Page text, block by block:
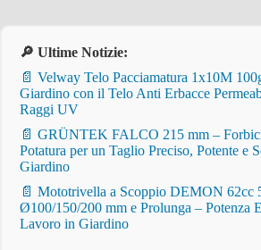
🔎 Ultime Notizie:
📄 Velway Telo Pacciamatura 1x10M
Giardino con il Telo Anti Erbacce
Raggi UV
📄 GRÜNTEK FALCO 215 mm –
Potatura per un Taglio Preciso, Potente e
Giardino
📄 Mototrivella a Scoppio DEMON 62cc
Ø100/150/200 mm e Prolunga – Potenza
Lavoro in Giardino